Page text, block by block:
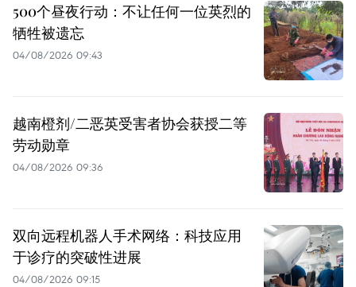
500个昼夜行动：不让任何一位英烈的
牺牲被遗忘
04/08/2026 09:43
越南橙剂/二恶英受害者协会获授二等
劳动勋章
04/08/2026 09:36
双向远程机器人手术网络：科技应用
于诊疗的突破性进展
04/08/2026 09:15